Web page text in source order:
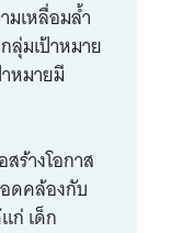
เหลื่อมล้ำ
ลุ่มเป้าหมาย
หมายมี
ร้างโอกาส
ดคล้องกับ
ก่ เด็ก